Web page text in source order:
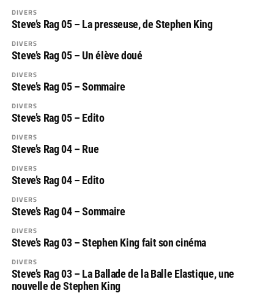
DIVERS
Steve’s Rag 05 – La presseuse, de Stephen King
DIVERS
Steve’s Rag 05 – Un élève doué
DIVERS
Steve’s Rag 05 – Sommaire
DIVERS
Steve’s Rag 05 – Edito
DIVERS
Steve’s Rag 04 – Rue
DIVERS
Steve’s Rag 04 – Edito
DIVERS
Steve’s Rag 04 – Sommaire
DIVERS
Steve’s Rag 03 – Stephen King fait son cinéma
DIVERS
Steve’s Rag 03 – La Ballade de la Balle Elastique, une
nouvelle de Stephen King